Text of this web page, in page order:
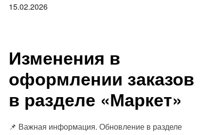
15.02.2026
Изменения в
оформлении заказов
в разделе «Маркет»
📌 Важная информация. Обновление в разделе